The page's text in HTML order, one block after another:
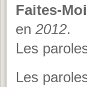
Faites-
en 2012.
Les
Les